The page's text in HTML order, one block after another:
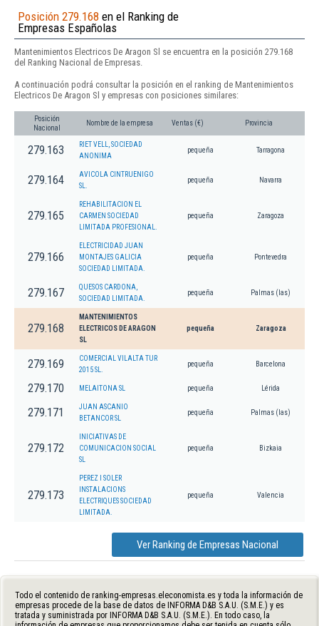
Posición 279.168 en el Ranking de
Empresas Españolas
Mantenimientos Electricos De Aragon Sl se encuentra en la posición 279.168
del Ranking Nacional de Empresas.
A continuación podrá consultar la posición en el ranking de Mantenimientos
Electricos De Aragon Sl y empresas con posiciones similares:
Posición
Nacional
Nombre de la empresa Ventas (€) Provincia
279.163
RIET VELL, SOCIEDAD
ANONIMA
pequeña Tarragona
279.164
AVICOLA CINTRUENIGO
SL.
pequeña Navarra
279.165
REHABILITACION EL
CARMEN SOCIEDAD
LIMITADA PROFESIONAL.
pequeña Zaragoza
279.166
ELECTRICIDAD JUAN
MONTAJES GALICIA
SOCIEDAD LIMITADA.
pequeña Pontevedra
279.167
QUESOS CARDONA,
SOCIEDAD LIMITADA.
pequeña Palmas (las)
279.168
MANTENIMIENTOS
ELECTRICOS DE ARAGON
SL
pequeña Zaragoza
279.169
COMERCIAL VILALTA TUR
2015 SL.
pequeña Barcelona
279.170 MELAITONA SL pequeña Lérida
279.171
JUAN ASCANIO
BETANCOR SL
pequeña Palmas (las)
279.172
INICIATIVAS DE
COMUNICACION SOCIAL
SL
pequeña Bizkaia
279.173
PEREZ I SOLER
INSTALACIONS
ELECTRIQUES SOCIEDAD
LIMITADA.
pequeña Valencia
Ver Ranking de Empresas Nacional
Todo el contenido de ranking-empresas.eleconomista.es y toda la información de
empresas procede de la base de datos de INFORMA D&B S.A.U. (S.M.E.) y es
tratada y suministrada por INFORMA D&B S.A.U. (S.M.E.). En todo caso, la